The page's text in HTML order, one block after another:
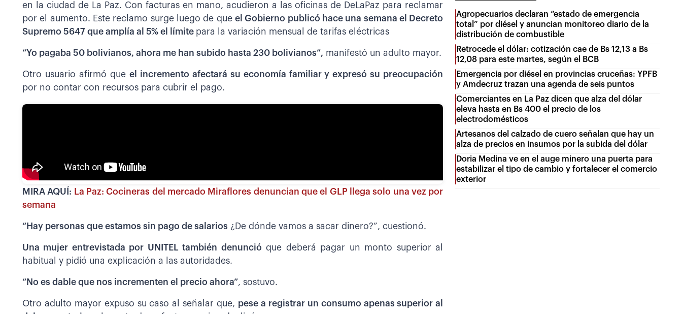
en la ciudad de La Paz. Con facturas en mano, acudieron a las oficinas de DeLaPaz para reclamar
por el aumento. Este reclamo surge luego de que el Gobierno publicó hace una semana el Decreto
Supremo 5647 que amplía al 5% el límite para la variación mensual de tarifas eléctricas
“Yo pagaba 50 bolivianos, ahora me han subido hasta 230 bolivianos”, manifestó un adulto mayor.
Otro usuario afirmó que el incremento afectará su economía familiar y expresó su preocupación
por no contar con recursos para cubrir el pago.
MIRA AQUÍ: La Paz: Cocineras del mercado Miraflores denuncian que el GLP llega solo una vez por
semana
“Hay personas que estamos sin pago de salarios ¿De dónde vamos a sacar dinero?”, cuestionó.
Una mujer entrevistada por UNITEL también denunció que deberá pagar un monto superior al
habitual y pidió una explicación a las autoridades.
“No es dable que nos incrementen el precio ahora”, sostuvo.
Otro adulto mayor expuso su caso al señalar que, pese a registrar un consumo apenas superior al
Agropecuarios declaran “estado de emergencia
total” por diésel y anuncian monitoreo diario de la
distribución de combustible
Retrocede el dólar: cotización cae de Bs 12,13 a Bs
12,08 para este martes, según el BCB
Emergencia por diésel en provincias cruceñas: YPFB
y Amdecruz trazan una agenda de seis puntos
Comerciantes en La Paz dicen que alza del dólar
eleva hasta en Bs 400 el precio de los
electrodomésticos
Artesanos del calzado de cuero señalan que hay un
alza de precios en insumos por la subida del dólar
Doria Medina ve en el auge minero una puerta para
estabilizar el tipo de cambio y fortalecer el comercio
exterior